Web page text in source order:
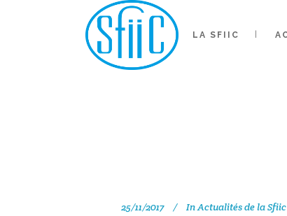
LA SFIIC
25/11/2017 InActualités de la Sfiic